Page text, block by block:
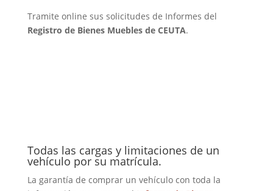
Tramite online sus solicitudes de Informes del
Registro de Bienes Muebles de CEUTA.
Todas las cargas y limitaciones de un
vehículo por su matrícula.
La garantía de comprar un vehículo con toda la